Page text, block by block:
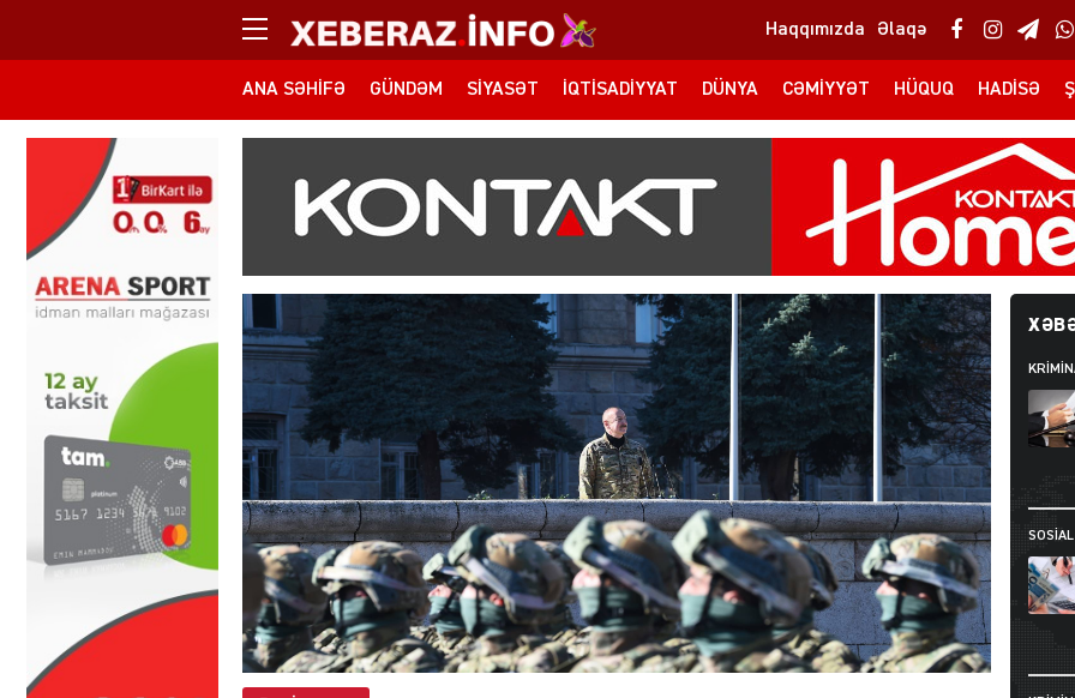
Haqqımızda Əlaqə
ANA SƏHIFƏ GÜNDƏM SIYASƏT İQTISADIYYAT DÜNYA CƏMIYYƏT HÜQUQ HADISƏ
SOSIAL